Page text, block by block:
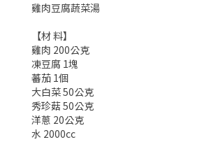
雞肉豆腐蔬菜湯
【材 料】
雞肉 200公克
凍豆腐 1塊
蕃茄 1個
大白菜 50公克
秀珍菇 50公克
洋蔥 20公克
水 2000cc